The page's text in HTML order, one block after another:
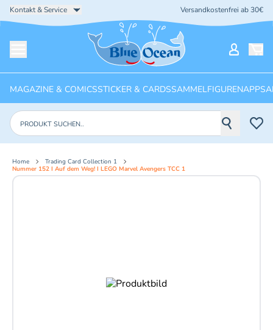
Kontakt & Service Versandkostenfrei ab 30€
Startseite
MAGAZINE & COMICSSTICKER & CARDSSAMMELFIGURENAPPS
Produkte suchen
Home
Trading Card Collection 1
Nummer 152 I Auf dem Weg! I LEGO Marvel Avengers TCC 1